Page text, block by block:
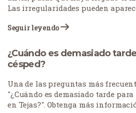
Las irregularidades pueden
suelo, problemas de drenaje u
Seguir leyendo
¿Cuándo es demasiado
césped?
Una de las preguntas más
"¿Cuándo es demasiado tarde
en Tejas?". Obtenga más